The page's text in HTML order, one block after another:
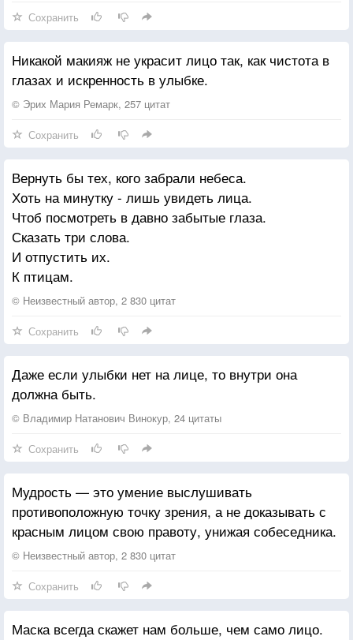
Сохранить
Никакой макияж не украсит лицо так, как чистота в
глазах и искренность в улыбке.
© Эрих Мария Ремарк, 257 цитат
Сохранить
Вернуть бы тех, кого забрали небеса.
Хоть на минутку - лишь увидеть лица.
Чтоб посмотреть в давно забытые глаза.
Сказать три слова.
И отпустить их.
К птицам.
© Неизвестный автор, 2 830 цитат
Сохранить
Даже если улыбки нет на лице, то внутри она
должна быть.
© Владимир Натанович Винокур, 24 цитаты
Сохранить
Мудрость — это умение выслушивать
противоположную точку зрения, а не доказывать с
красным лицом свою правоту, унижая собеседника.
© Неизвестный автор, 2 830 цитат
Сохранить
Маска всегда скажет нам больше, чем само лицо.